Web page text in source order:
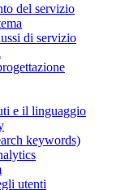
del servizio
di servizio
e il linguaggio
keywords)
utenti